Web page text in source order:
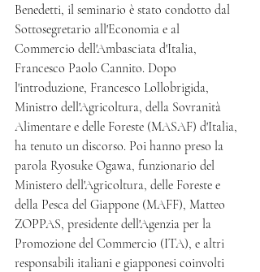
Benedetti, il seminario è stato condotto dal
Sottosegretario all'Economia e al
Commercio dell'Ambasciata d'Italia,
Francesco Paolo Cannito. Dopo
l'introduzione, Francesco Lollobrigida,
Ministro dell'Agricoltura, della Sovranità
Alimentare e delle Foreste (MASAF) d'Italia,
ha tenuto un discorso. Poi hanno preso la
parola Ryosuke Ogawa, funzionario del
Ministero dell'Agricoltura, delle Foreste e
della Pesca del Giappone (MAFF), Matteo
ZOPPAS, presidente dell'Agenzia per la
Promozione del Commercio (ITA), e altri
responsabili italiani e giapponesi coinvolti